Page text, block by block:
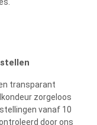
transparant
zorgeloos
vanaf 10
door ons